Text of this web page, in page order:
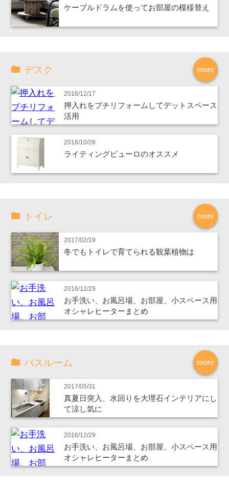
ケーブルドラムを使ってお部屋の模様替え
more
デスク
2016/12/17
押入れをプチリフォームしてデットスペース
活用
2016/10/26
ライティングビューロのオススメ
more
トイレ
2017/02/19
冬でもトイレで育てられる観葉植物は
2016/12/29
お手洗い、お風呂場、お部屋、小スペース用
オシャレヒーターまとめ
more
バスルーム
2017/05/31
真夏日突入、水回りを大理石インテリアにし
て涼し気に
2016/12/29
お手洗い、お風呂場、お部屋、小スペース用
オシャレヒーターまとめ